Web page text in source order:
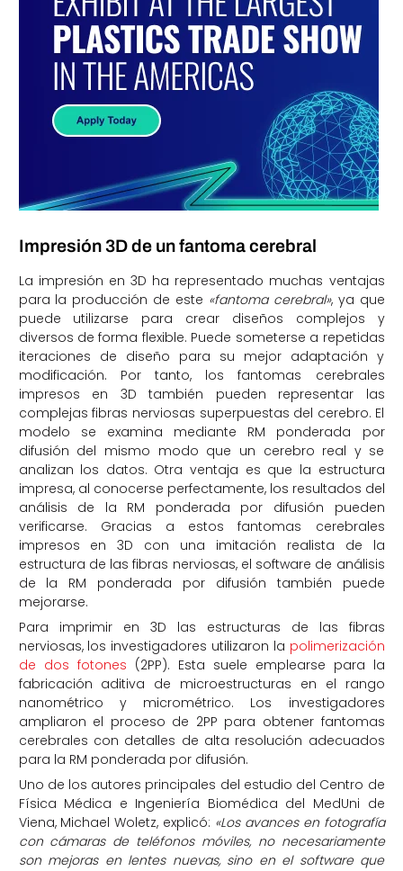
Impresión 3D de un fantoma cerebral
La impresión en 3D ha representado muchas ventajas
para la producción de este «fantoma cerebral», ya que
puede utilizarse para crear diseños complejos y
diversos de forma flexible. Puede someterse a repetidas
iteraciones de diseño para su mejor adaptación y
modificación. Por tanto, los fantomas cerebrales
impresos en 3D también pueden representar las
complejas fibras nerviosas superpuestas del cerebro. El
modelo se examina mediante RM ponderada por
difusión del mismo modo que un cerebro real y se
analizan los datos. Otra ventaja es que la estructura
impresa, al conocerse perfectamente, los resultados del
análisis de la RM ponderada por difusión pueden
verificarse. Gracias a estos fantomas cerebrales
impresos en 3D con una imitación realista de la
estructura de las fibras nerviosas, el software de análisis
de la RM ponderada por difusión también puede
mejorarse.
Para imprimir en 3D las estructuras de las fibras
nerviosas, los investigadores utilizaron la polimerización
de dos fotones (2PP). Esta suele emplearse para la
fabricación aditiva de microestructuras en el rango
nanométrico y micrométrico. Los investigadores
ampliaron el proceso de 2PP para obtener fantomas
cerebrales con detalles de alta resolución adecuados
para la RM ponderada por difusión.
Uno de los autores principales del estudio del Centro de
Física Médica e Ingeniería Biomédica del MedUni de
Viena, Michael Woletz, explicó: «Los avances en fotografía
con cámaras de teléfonos móviles, no necesariamente
son mejoras en lentes nuevas, sino en el software que